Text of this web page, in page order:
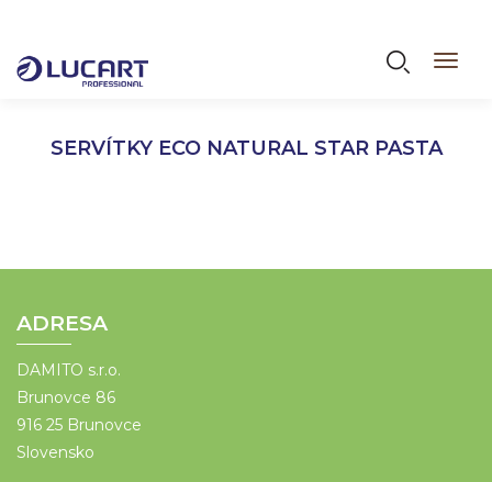
hlavný
SERVÍTKY ECO NATURAL STAR PASTA
ADRESA
DAMITO s.r.o.
Brunovce 86
916 25 Brunovce
Slovensko